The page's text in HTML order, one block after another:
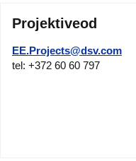
Projektiveod
EE.Projects@dsv.com
tel: +372 60 60 797